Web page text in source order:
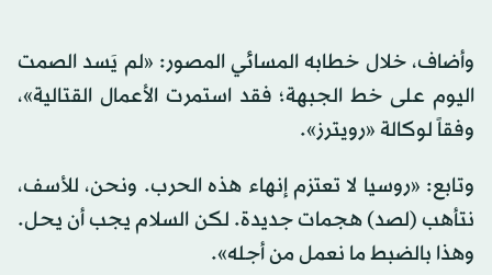
وأضاف، خلال خطابه المسائي المصور: «لم يَسد ‌الصمت
‌اليوم ​على ‌خط الجبهة؛ فقد ‌استمرت الأعمال القتالية»،
وفقاً لوكالة «رويترز».
وتابع: «روسيا لا تعتزم إنهاء ‌هذه الحرب. ونحن، للأسف،
نتأهب (لصد) هجمات جديدة. لكن السلام يجب أن يحل.
وهذا بالضبط ما نعمل من أجله».